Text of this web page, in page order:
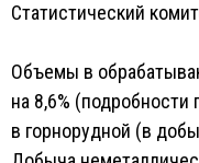
Статистический
Объемы в
на 8,6%
в горнорудной (в